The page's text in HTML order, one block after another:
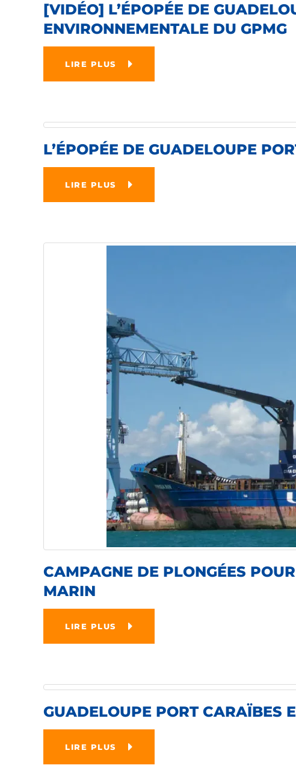
[VIDÉO] L’ÉPOPÉE DE
ENVIRONNEMENTALE DU GPMG
LIRE PLUS
L’ÉPOPÉE DE GUADELOUPE
LIRE PLUS
CAMPAGNE DE PLONGÉES
MARIN
LIRE PLUS
GUADELOUPE PORT CARAÏBES
LIRE PLUS